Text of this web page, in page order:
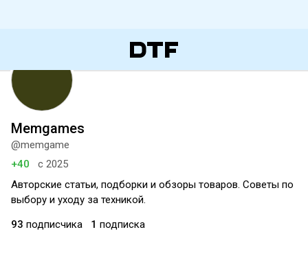
Memgames
@memgame
+40
с 2025
Авторские статьи, подборки и обзоры товаров. Советы по
выбору и уходу за техникой.
93 подписчика 1 подписка